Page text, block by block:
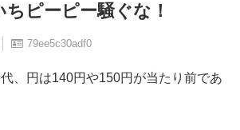
ちピーピー騒ぐな！
79ee5c30adf0
、円は140円や150円が当たり前であ